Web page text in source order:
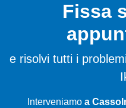
Fissa
e risolvi tutti i
Interveniamo a